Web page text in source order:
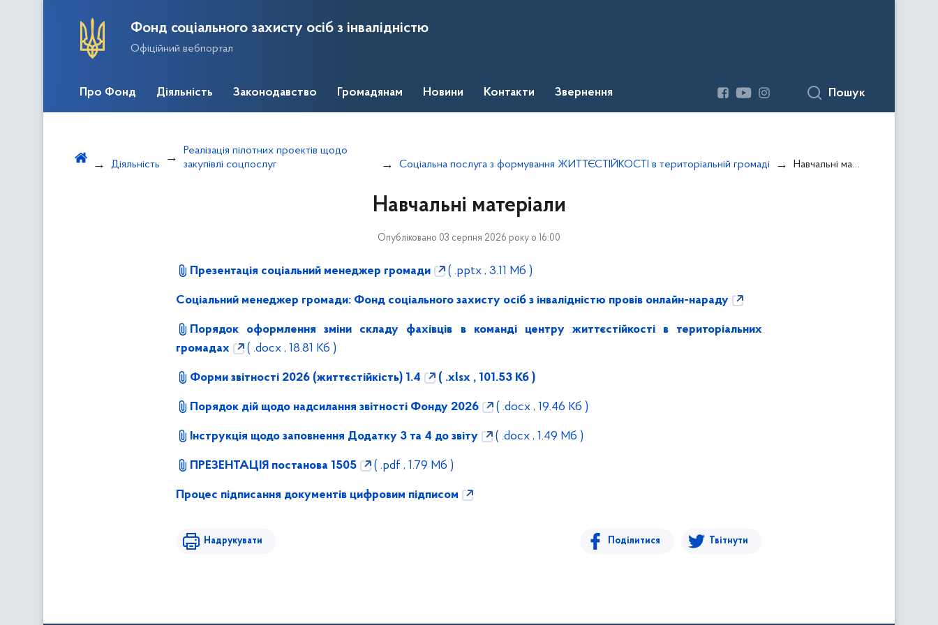
Фонд соціального захисту осіб з інвалідністю
Офіційний вебпортал
Про Фонд Діяльність Законодавство Громадянам Новини Контакти Звернення Пошук
Діяльність
Реалізація пілотних проектів щодо
закупівлі соцпослуг
Соціальна послуга з формування ЖИТТЄСТІЙКОСТІ в територіальній громаді Навчальні матеріали
Навчальні матеріали
Опубліковано 03 серпня 2026 року о 16:00
Презентація соціальний менеджер громади ( .pptx , 3.11 Мб )
Соціальний менеджер громади: Фонд соціального захисту осіб з інвалідністю провів онлайн-нараду
Порядок оформлення зміни складу фахівців в команді центру життєстійкості в територіальних
громадах
( .docx , 18.81 Кб )
Форми звітності 2026 (життєстійкість) 1.4 ( .xlsx , 101.53 Кб )
Порядок дій щодо надсилання звітності Фонду 2026 ( .docx , 19.46 Кб )
Інструкція щодо заповнення Додатку 3 та 4 до звіту ( .docx , 1.49 Мб )
ПРЕЗЕНТАЦІЯ постанова 1505 ( .pdf , 1.79 Мб )
Процес підписання документів цифровим підписом
Надрукувати Поділитися Твітнути